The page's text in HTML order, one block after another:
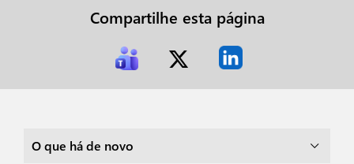
Compartilhe esta página
O que há de novo